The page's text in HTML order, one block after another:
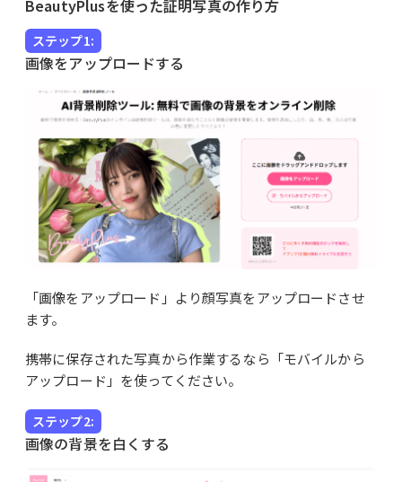
BeautyPlusを使った証明写真の作り方
ステップ1:
画像をアップロードする
「画像をアップロード」より顔写真をアップロードさせ
ます。
携帯に保存された写真から作業するなら「モバイルから
アップロード」を使ってください。
ステップ2:
画像の背景を白くする